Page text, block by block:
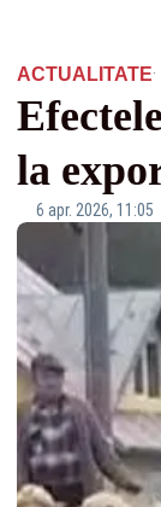
ACTUALITATE·
la
6 apr. 2026, 11:05